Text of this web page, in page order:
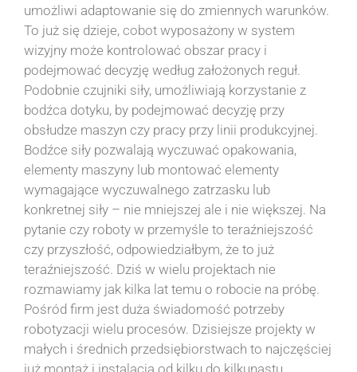
umożliwi adaptowanie się do zmiennych warunków.
To już się dzieje, cobot wyposażony w system
wizyjny może kontrolować obszar pracy i
podejmować decyzję według założonych reguł.
Podobnie czujniki siły, umożliwiają korzystanie z
bodźca dotyku, by podejmować decyzję przy
obsłudze maszyn czy pracy przy linii produkcyjnej.
Bodźce siły pozwalają wyczuwać opakowania,
elementy maszyny lub montować elementy
wymagające wyczuwalnego zatrzasku lub
konkretnej siły – nie mniejszej ale i nie większej. Na
pytanie czy roboty w przemyśle to teraźniejszość
czy przyszłość, odpowiedziałbym, że to już
teraźniejszość. Dziś w wielu projektach nie
rozmawiamy jak kilka lat temu o robocie na próbę.
Pośród firm jest duża świadomość potrzeby
robotyzacji wielu procesów. Dzisiejsze projekty w
małych i średnich przedsiębiorstwach to najczęściej